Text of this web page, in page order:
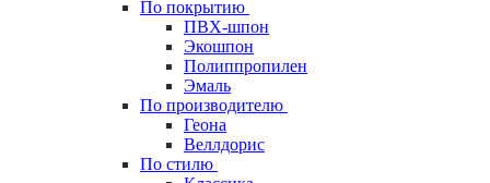
По покрытию
ПВХ-шпон
Экошпон
Полиппропилен
Эмаль
По производителю
Геона
Веллдорис
По стилю